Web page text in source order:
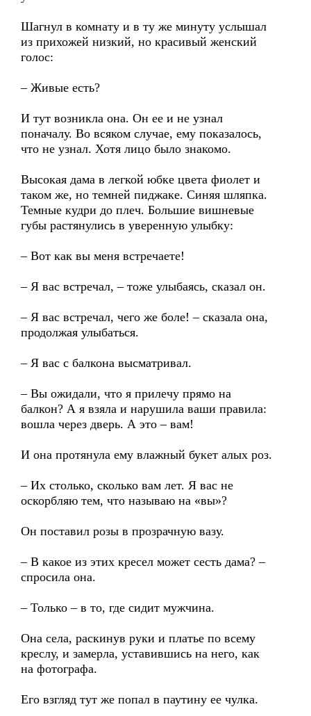
Шагнул в комнату и в ту же минуту услышал
из прихожей низкий, но красивый женский
голос:
– Живые есть?
И тут возникла она. Он ее и не узнал
поначалу. Во всяком случае, ему показалось,
что не узнал. Хотя лицо было знакомо.
Высокая дама в легкой юбке цвета фиолет и
таком же, но темней пиджаке. Синяя шляпка.
Темные кудри до плеч. Большие вишневые
губы растянулись в уверенную улыбку:
– Вот как вы меня встречаете!
– Я вас встречал, – тоже улыбаясь, сказал он.
– Я вас встречал, чего же боле! – сказала она,
продолжая улыбаться.
– Я вас с балкона высматривал.
– Вы ожидали, что я прилечу прямо на
балкон? А я взяла и нарушила ваши правила:
вошла через дверь. А это – вам!
И она протянула ему влажный букет алых роз.
– Их столько, сколько вам лет. Я вас не
оскорбляю тем, что называю на «вы»?
Он поставил розы в прозрачную вазу.
– В какое из этих кресел может сесть дама? –
спросила она.
– Только – в то, где сидит мужчина.
Она села, раскинув руки и платье по всему
креслу, и замерла, уставившись на него, как
на фотографа.
Его взгляд тут же попал в паутину ее чулка.